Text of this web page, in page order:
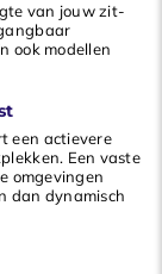
van jouw zit-
ook modellen
een actievere
Een vaste
omgevingen
dan dynamisch